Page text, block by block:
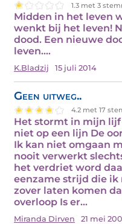
1.3 met 3
Midden in het leven
wenkt bij het leven!
dood. Een nieuwe
leven.…
K.Bladzij 15 juli 2014
Geen uitweg..
4.2 met 17
Het stormt in mijn
niet op een lijn De
Ik kan niet omgaan
nooit verwerkt
het verdriet word
eenzame strijd die
zover laten komen
overloop Is er…
Miranda Dirven 21 mei